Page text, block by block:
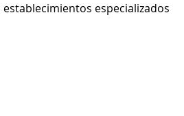
especializados